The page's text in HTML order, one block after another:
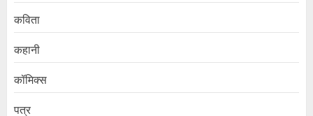
कविता
कहानी
कॉमिक्स
पत्र